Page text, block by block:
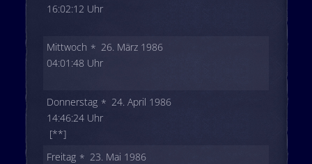
16:02:12 Uhr
Mittwoch
26. März 1986
04:01:48 Uhr
Donnerstag
24. April 1986
14:46:24 Uhr
[**]
Freitag
23. Mai 1986